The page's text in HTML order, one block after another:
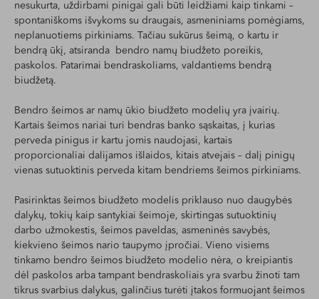
nesukurta, uždirbami pinigai gali būti leidžiami kaip tinkami –
spontaniškoms išvykoms su draugais, asmeniniams pomėgiams,
neplanuotiems pirkiniams. Tačiau sukūrus šeimą, o kartu ir
bendrą ūkį, atsiranda bendro namų biudžeto poreikis,
paskolos. Patarimai bendraskoliams, valdantiems bendrą
biudžetą.
Bendro šeimos ar namų ūkio biudžeto modelių yra įvairių.
Kartais šeimos nariai turi bendras banko sąskaitas, į kurias
perveda pinigus ir kartu jomis naudojasi, kartais
proporcionaliai dalijamos išlaidos, kitais atvejais – dalį pinigų
vienas sutuoktinis perveda kitam bendriems šeimos pirkiniams.
Pasirinktas šeimos biudžeto modelis priklauso nuo daugybės
dalykų, tokių kaip santykiai šeimoje, skirtingas sutuoktinių
darbo užmokestis, šeimos paveldas, asmeninės savybės,
kiekvieno šeimos nario taupymo įpročiai. Vieno visiems
tinkamo bendro šeimos biudžeto modelio nėra, o kreipiantis
dėl paskolos arba tampant bendraskoliais yra svarbu žinoti tam
tikrus svarbius dalykus, galinčius turėti įtakos formuojant šeimos